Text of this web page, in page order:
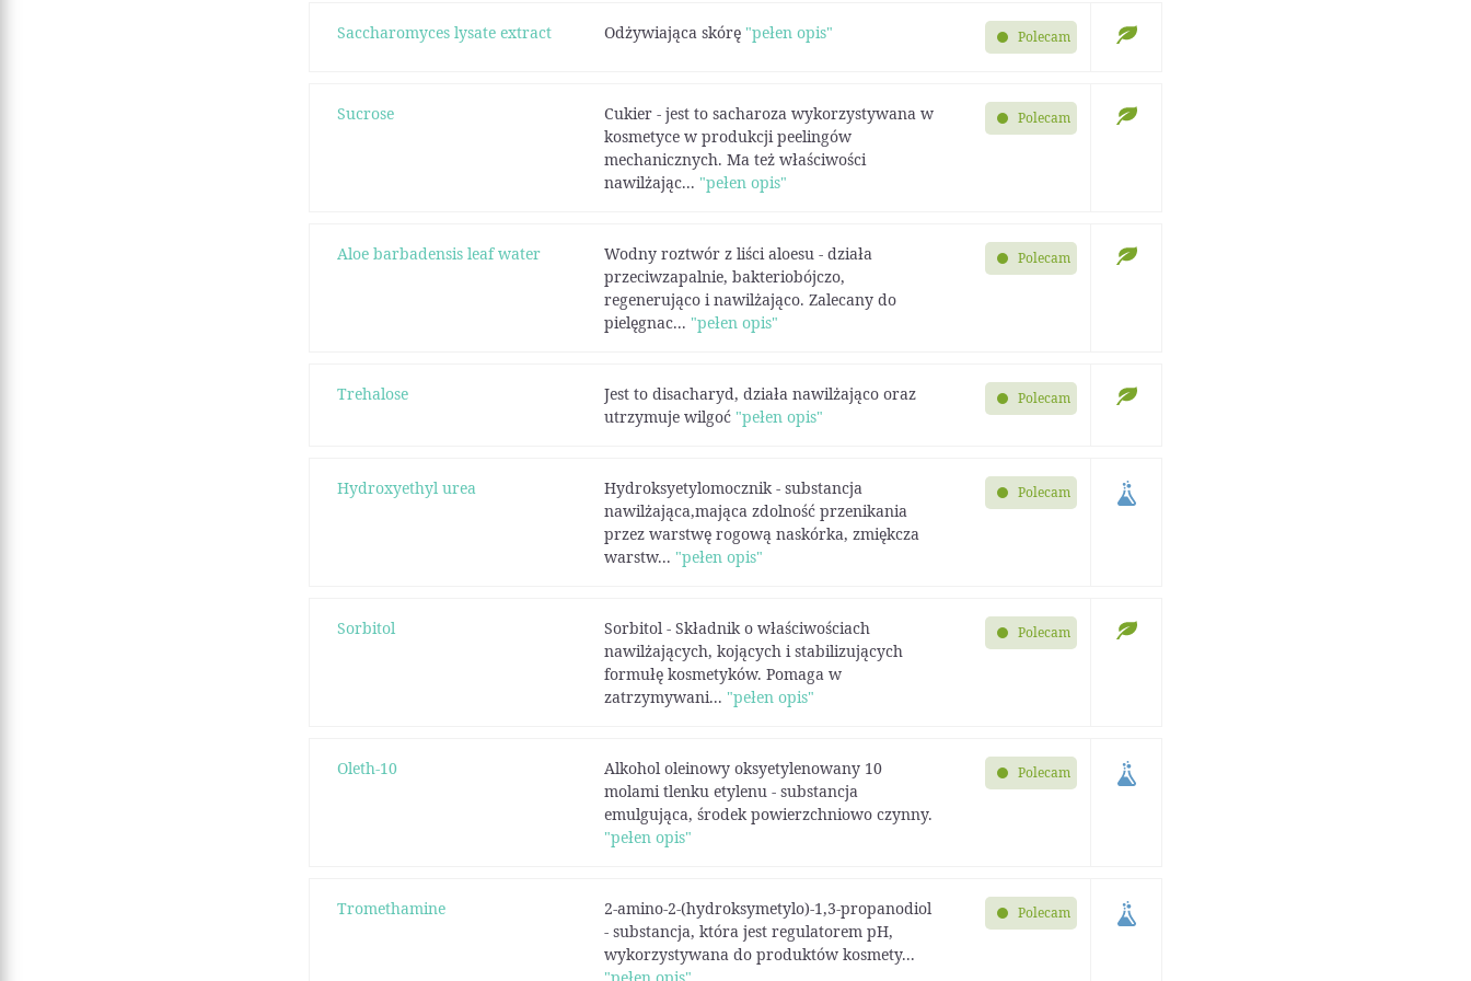
Saccharomyces lysate extract Odżywiająca skórę "pełen opis" Polecam
Sucrose
Cukier - jest to sacharoza wykorzystywana w
kosmetyce w produkcji peelingów
mechanicznych. Ma też właściwości
nawilżając... "pełen opis"
Polecam
Aloe barbadensis leaf water
Wodny roztwór z liści aloesu - działa
przeciwzapalnie, bakteriobójczo,
regenerująco i nawilżająco. Zalecany do
pielęgnac... "pełen opis"
Polecam
Trehalose
Jest to disacharyd, działa nawilżająco oraz
utrzymuje wilgoć "pełen opis"
Polecam
Hydroxyethyl urea
Hydroksyetylomocznik - substancja
nawilżająca,mająca zdolność przenikania
przez warstwę rogową naskórka, zmiękcza
warstw... "pełen opis"
Polecam
Sorbitol
Sorbitol - Składnik o właściwościach
nawilżających, kojących i stabilizujących
formułę kosmetyków. Pomaga w
zatrzymywani... "pełen opis"
Polecam
Oleth-10
Alkohol oleinowy oksyetylenowany 10
molami tlenku etylenu - substancja
emulgująca, środek powierzchniowo czynny.
"pełen opis"
Polecam
Tromethamine
2-amino-2-(hydroksymetylo)-1,3-propanodiol
- substancja, która jest regulatorem pH,
wykorzystywana do produktów kosmety...
Polecam